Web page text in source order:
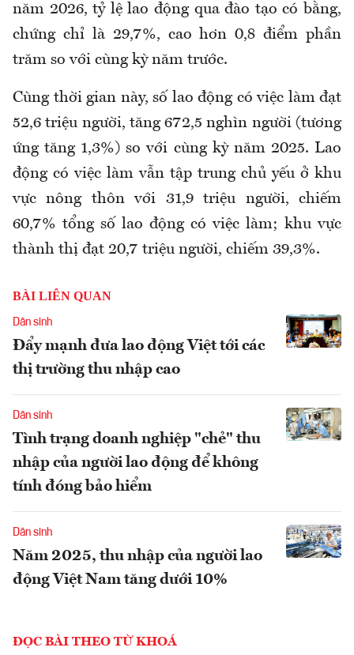
năm 2026, tỷ lệ lao động qua đào tạo có bằng,
chứng chỉ là 29,7%, cao hơn 0,8 điểm phần
trăm so với cùng kỳ năm trước.
Cùng thời gian này, số lao động có việc làm đạt
52,6 triệu người, tăng 672,5 nghìn người (tương
ứng tăng 1,3%) so với cùng kỳ năm 2025. Lao
động có việc làm vẫn tập trung chủ yếu ở khu
vực nông thôn với 31,9 triệu người, chiếm
60,7% tổng số lao động có việc làm; khu vực
thành thị đạt 20,7 triệu người, chiếm 39,3%.
BÀI LIÊN QUAN
Dân sinh
Đẩy mạnh đưa lao động Việt tới các
thị trường thu nhập cao
Dân sinh
Tình trạng doanh nghiệp "chẻ" thu
nhập của người lao động để không
tính đóng bảo hiểm
Dân sinh
Năm 2025, thu nhập của người lao
động Việt Nam tăng dưới 10%
ĐỌC BÀI THEO TỪ KHOÁ